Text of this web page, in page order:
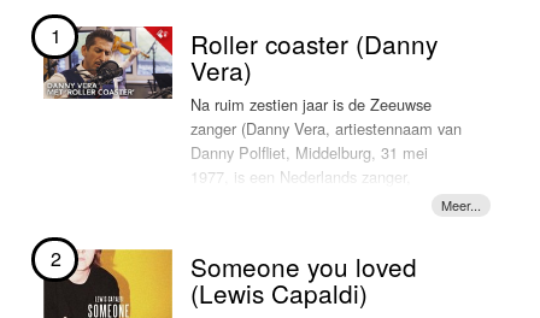
Video
Webcam
1 Roller coaster (Danny
Vera)
Na ruim zestien jaar is de Zeeuwse
zanger (Danny Vera, artiestennaam van
Danny Polfliet, Middelburg, 31 mei
1977, is een Nederlands zanger,
muzikant en songwriter. Zijn muziek valt
15 maart 2019 bracht de Americana
artiest de single ‘Roller Coaster’ uit,
2 Someone you loved
(Lewis Capaldi)